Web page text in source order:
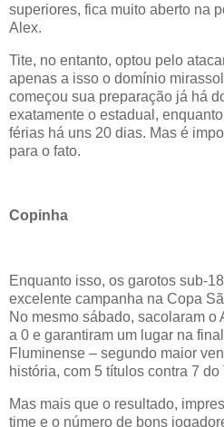
superiores, fica muito aberto na
Alex.
Tite, no entanto, optou pelo
apenas a isso o domínio
começou sua preparação já há
exatamente o estadual,
férias há uns 20 dias. Mas é
para o fato.
Copinha
Enquanto isso, os garotos sub-
excelente campanha na Copa
No mesmo sábado, sacolaram o
a 0 e garantiram um lugar na
Fluminense – segundo maior
história, com 5 títulos contra 7 do
Mas mais que o resultado,
time e o número de bons